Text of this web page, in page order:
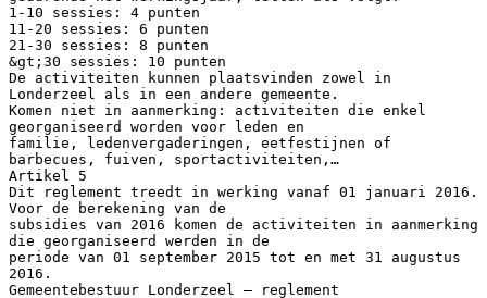
1-10 sessies: 4 punten
11-20 sessies: 6 punten
21-30 sessies: 8 punten
&gt;30 sessies: 10 punten
De activiteiten kunnen plaatsvinden zowel in
Londerzeel als in een andere gemeente.
Komen niet in aanmerking: activiteiten die enkel
georganiseerd worden voor leden en
familie, ledenvergaderingen, eetfestijnen of
barbecues, fuiven, sportactiviteiten,…
Artikel 5
Dit reglement treedt in werking vanaf 01 januari 2016.
Voor de berekening van de
subsidies van 2016 komen de activiteiten in aanmerking
die georganiseerd werden in de
periode van 01 september 2015 tot en met 31 augustus
2016.
Gemeentebestuur Londerzeel – reglement